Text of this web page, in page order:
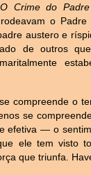
O Crime do
o
austero e
de outros
compreende o
se
efetiva — o
ele tem visto
que triunfa.